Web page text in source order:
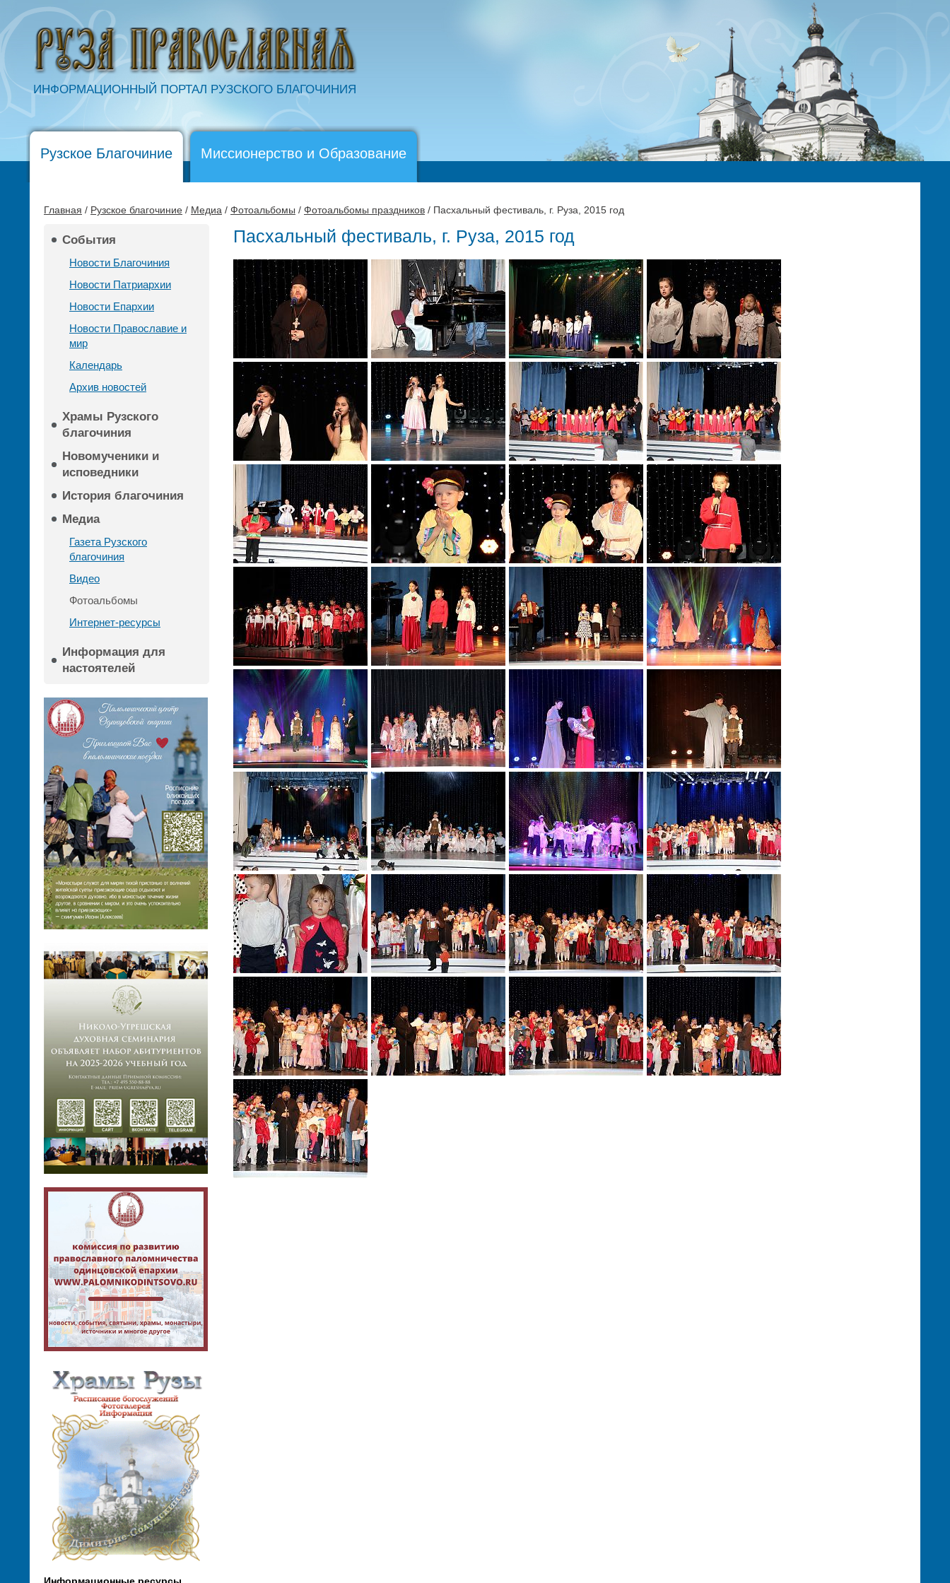
ИНФОРМАЦИОННЫЙ ПОРТАЛ РУЗСКОГО БЛАГОЧИНИЯ
Рузское Благочиние Миссионерство и Образование
Главная / Рузское благочиние / Медиа / Фотоальбомы / Фотоальбомы праздников / Пасхальный фестиваль, г. Руза, 2015 год
События
Новости Благочиния
Новости Патриархии
Новости Епархии
Новости Православие и
мир
Календарь
Архив новостей
Храмы Рузского
благочиния
Новомученики и
исповедники
История благочиния
Медиа
Газета Рузского
благочиния
Видео
Фотоальбомы
Интернет-ресурсы
Информация для
настоятелей
Пасхальный фестиваль, г. Руза, 2015 год